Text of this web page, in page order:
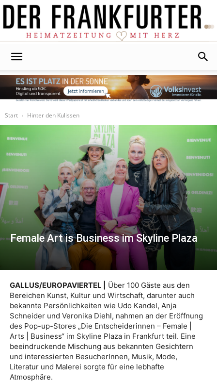
Start
Hinter den Kulissen
Female Art is Business im Skyline Plaza
GALLUS/EUROPAVIERTEL |
Über 100 Gäste aus den
Bereichen Kunst, Kultur und Wirtschaft, darunter auch
bekannte Persönlichkeiten wie Udo Kandel, Anja
Schneider und Veronika Diehl, nahmen an der Eröffnung
des Pop-up-Stores „Die Entscheiderinnen – Female |
Arts | Business“ im Skyline Plaza in Frankfurt teil. Eine
beeindruckende Mischung aus bekannten Gesichtern
und interessierten BesucherInnen, Musik, Mode,
Literatur und Malerei sorgte für eine lebhafte
Atmosphäre.